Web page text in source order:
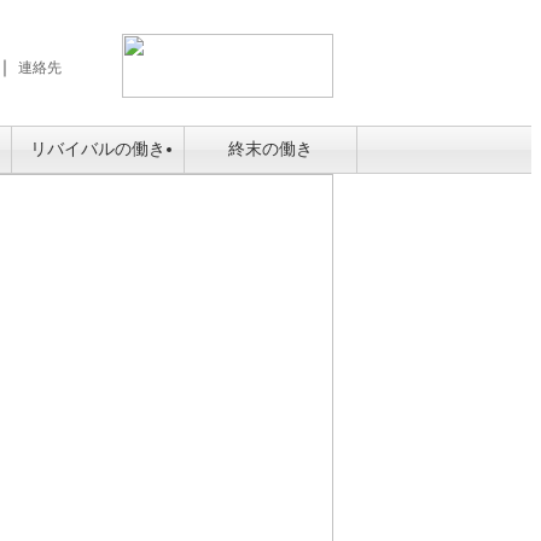
連絡先
リバイバルの働き 終末の働き